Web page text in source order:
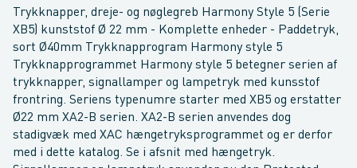
Trykknapper, dreje- og nøglegreb Harmony Style 5 (Serie
XB5) kunststof Ø 22 mm - Komplette enheder - Paddetryk,
sort Ø40mm Trykknapprogram Harmony style 5
Trykknapprogrammet Harmony style 5 betegner serien af
trykknapper, signallamper og lampetryk med kunsstof
frontring. Seriens typenumre starter med XB5 og erstatter
Ø22 mm XA2-B serien. XA2-B serien anvendes dog
stadigvæk med XAC hængetryksprogrammet og er derfor
med i dette katalog. Se i afsnit med hængetryk.